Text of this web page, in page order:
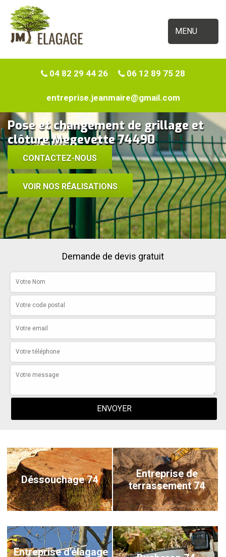
MENU
04 82 29 44 26 06 12 89 75 28
entreprise.jeanmaire@gmail.com
Pose et changement de grillage et
clôture Megevette 74490
CONTACTEZ-NOUS
VOIR NOS RÉALISATIONS
Demande de devis gratuit
Déssouchage 74
Entreprise de
terrassement 74
Entreprise d'élagage